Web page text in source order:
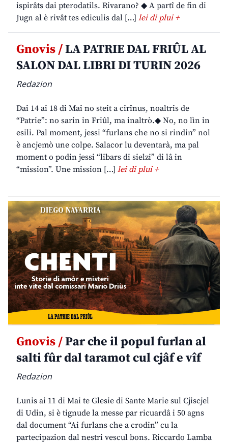
ispirâts dai pterodatils. Rivarano? ◆ A partî de fin di
Jugn al è rivât tes ediculis dal […] lei di plui +
Gnovis /LA PATRIE DAL FRIÛL AL
SALON DAL LIBRI DI TURIN 2026
Redazion
Dai 14 ai 18 di Mai no steit a cirînus, noaltris de
“Patrie”: no sarin in Friûl, ma inaltrò.◆ No, no lìn in
esili. Pal moment, jessi “furlans che no si rindin” nol
è ancjemò une colpe. Salacor lu deventarà, ma pal
moment o podin jessi “libars di sielzi” di lâ in
“mission”. Une mission […] lei di plui +
Gnovis /Par che il popul furlan al
salti fûr dal taramot cul cjâf e vîf
Redazion
Lunis ai 11 di Mai te Glesie di Sante Marie sul Cjiscjel
di Udin, si è tignude la messe par ricuardâ i 50 agns
dal document “Ai furlans che a crodin” cu la
partecipazion dal nestri vescul bons. Riccardo Lamba